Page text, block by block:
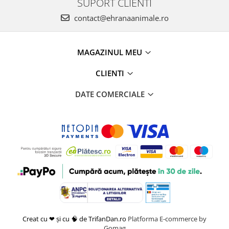
contact@ehranaanimale.ro
MAGAZINUL MEU
CLIENTI
DATE COMERCIALE
Creat cu ❤ și cu 🧠 de TrifanDan.ro Platforma E-commerce by